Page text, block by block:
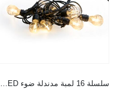
سلسلة 16 لمبة مدندلة ضوء LED كهربائي طول 10متر